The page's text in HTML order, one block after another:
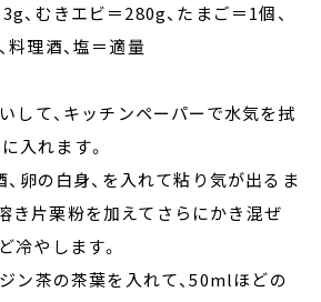
、むきエビ＝280g、たまご＝1個、
料理酒、塩＝適量
て、キッチンペーパーで水気を拭
入れます。
卵の白身、を入れて粘り気が出るま
き片栗粉を加えてさらにかき混ぜ
冷やします。
茶の茶葉を入れて、50mlほどの